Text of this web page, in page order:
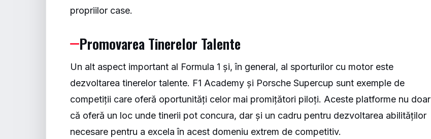
propriilor case.
Promovarea Tinerelor Talente
Un alt aspect important al Formula 1 și, în general, al sporturilor cu motor este
dezvoltarea tinerelor talente. F1 Academy și Porsche Supercup sunt exemple de
competiții care oferă oportunități celor mai promițători piloți. Aceste platforme nu doar
că oferă un loc unde tinerii pot concura, dar și un cadru pentru dezvoltarea abilităților
necesare pentru a excela în acest domeniu extrem de competitiv.